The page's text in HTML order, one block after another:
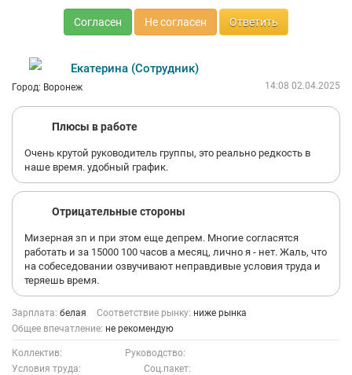
Согласен Не согласен Ответить
Екатерина (Сотрудник)
Город: Воронеж 14:08 02.04.2025
Плюсы в работе
Очень крутой руководитель группы, это реально редкость в
наше время. удобный график.
Отрицательные стороны
Мизерная зп и при этом еще депрем. Многие согласятся
работать и за 15000 100 часов а месяц, лично я - нет. Жаль, что
на собеседовании озвучивают неправдивые условия труда и
теряешь время.
Зарплата: белая Соответствие рынку: ниже рынка
Общее впечатление: не рекомендую
Коллектив:
Руководство:
Условия труда:
Соц.пакет: